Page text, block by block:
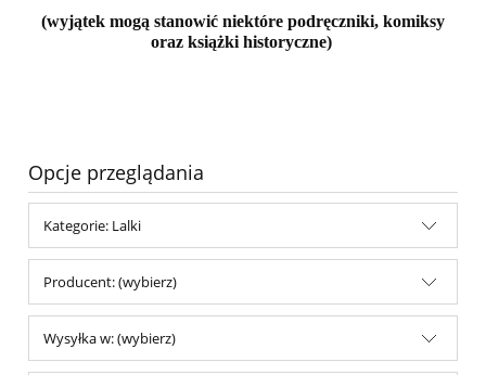
(wyjątek mogą stanowić niektóre podręczniki, komiksy
oraz książki historyczne)
Opcje przeglądania
Kategorie: Lalki
Producent: (wybierz)
Wysyłka w: (wybierz)